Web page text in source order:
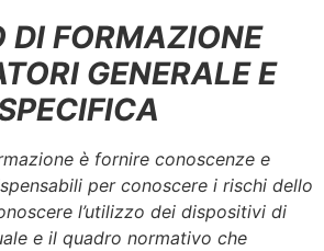
DI FORMAZIONE
GENERALE E
è fornire conoscenze e
per conoscere i rischi dello
l’utilizzo dei dispositivi di
e il quadro normativo che